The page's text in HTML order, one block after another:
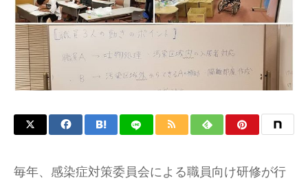
毎年、感染症対策委員会による職員向け研修が行
お問い合わせ